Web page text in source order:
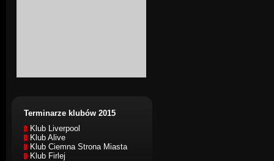
Terminarze klubów 2015
Klub Liverpool
Klub Alive
Klub Ciemna Strona Miasta
Klub Firlej